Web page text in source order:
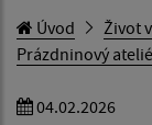
Úvod Život
Prázdninový
04.02.2026